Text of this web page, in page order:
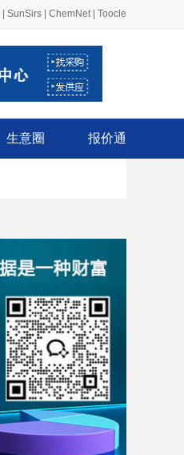
SunSirs ChemNet| Toocle
生意圈 报价通